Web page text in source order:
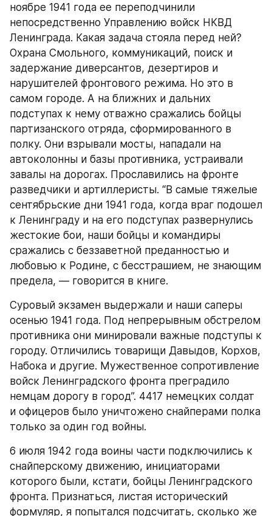
ноябре 1941 года ее переподчинили
непосредственно Управлению войск НКВД
Ленинграда. Какая задача стояла перед ней?
Охрана Смольного, коммуникаций, поиск и
задержание диверсантов, дезертиров и
нарушителей фронтового режима. Но это в
самом городе. А на ближних и дальних
подступах к нему отважно сражались бойцы
партизанского отряда, сформированного в
полку. Они взрывали мосты, нападали на
автоколонны и базы противника, устраивали
завалы на дорогах. Прославились на фронте
разведчики и артиллеристы. “В самые тяжелые
сентябрьские дни 1941 года, когда враг подошел
к Ленинграду и на его подступах развернулись
жестокие бои, наши бойцы и командиры
сражались с беззаветной преданностью и
любовью к Родине, с бесстрашием, не знающим
предела, — говорится в книге.
Суровый экзамен выдержали и наши саперы
осенью 1941 года. Под непрерывным обстрелом
противника они минировали важные подступы к
городу. Отличились товарищи Давыдов, Корхов,
Набока и другие. Мужественное сопротивление
войск Ленинградского фронта преградило
немцам дорогу в город”. 4417 немецких солдат
и офицеров было уничтожено снайперами полка
только за один год войны.
6 июля 1942 года воины части подключились к
снайперскому движению, инициаторами
которого были, кстати, бойцы Ленинградского
фронта. Признаться, листая исторический
формуляр, я попытался подсчитать, сколько же